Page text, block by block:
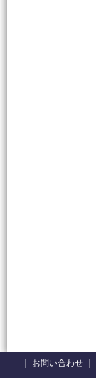
お問い合わせ